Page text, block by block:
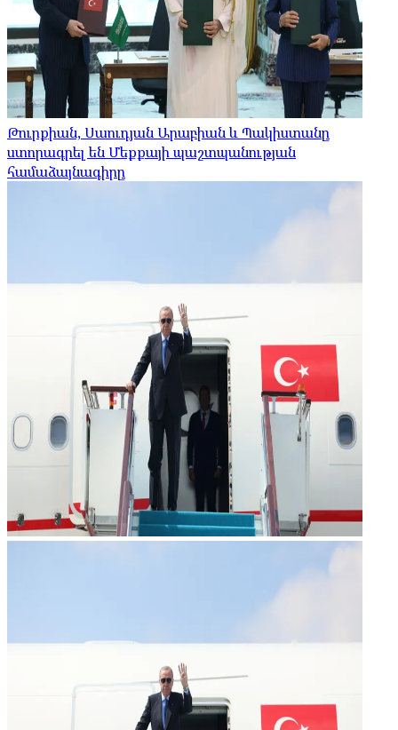
Թուրքիան, Սաուդյան Արաբիան և Պակիստանը
ստորագրել են Մեքքայի պաշտպանության
համաձայնագիրը